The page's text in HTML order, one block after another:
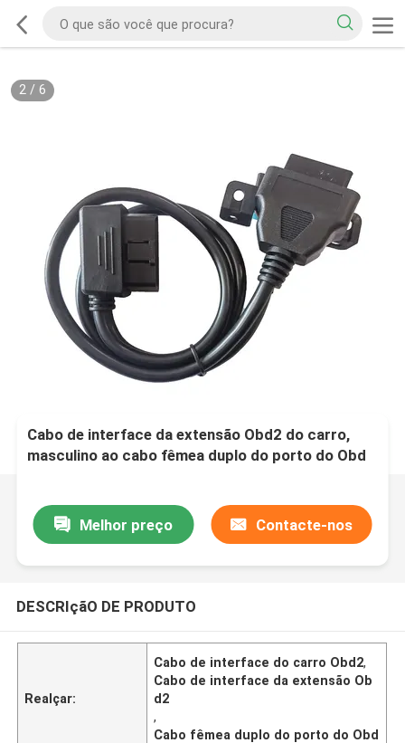
2/ 6
Cabo de interface da extensão Obd2 do carro,
masculino ao cabo fêmea duplo do porto do Obd
Melhor preço Contacte-nos
DESCRIçãO DE PRODUTO
Realçar:
Cabo de interface do carro Obd2,
Cabo de interface da extensão Ob
d2
,
Cabo fêmea duplo do porto do Obd